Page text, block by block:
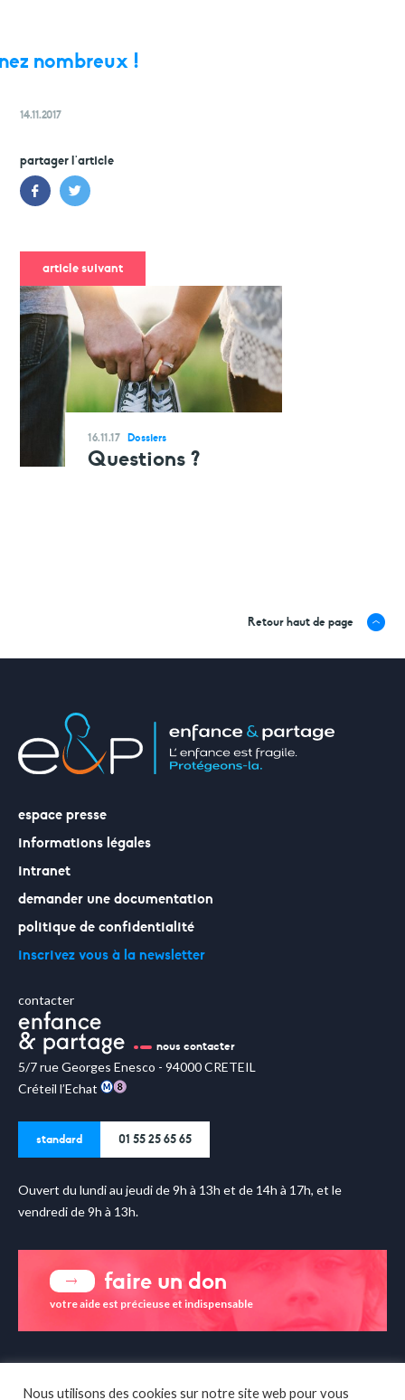
nombreux !
14.11.2017
partager l'article
article suivant
16.11.17 Dossiers
Questions ?
Retour haut de page
espace presse
informations légales
intranet
demander une documentation
politique de confidentialité
inscrivez vous à la newsletter
contacter
nous contacter
5/7 rue Georges Enesco - 94000 CRETEIL
Créteil l’Echat
standard 01 55 25 65 65
Ouvert du lundi au jeudi de 9h à 13h et de 14h à 17h, et le
vendredi de 9h à 13h.
faire un don
votre aide est précieuse et indispensable
réseaux sociaux
Nous utilisons des cookies sur notre site web pour vous